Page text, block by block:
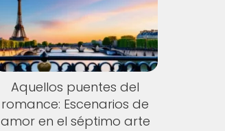
Aquellos puentes del
romance: Escenarios de
amor en el séptimo arte